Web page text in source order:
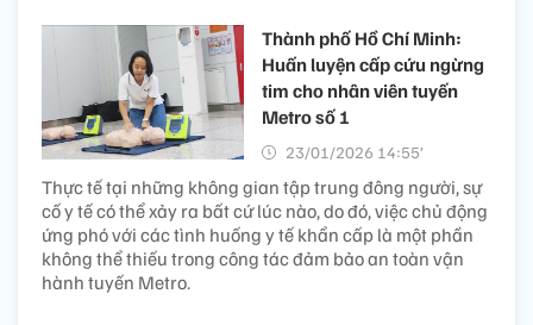
Thành phố Hồ Chí Minh:
Huấn luyện cấp cứu ngừng
tim cho nhân viên tuyến
Metro số 1​​
23/01/2026 14:55’
Thực tế tại những không gian tập trung đông người, sự
cố y tế có thể xảy ra bất cứ lúc nào, do đó, việc chủ động
ứng phó với các tình huống y tế khẩn cấp là một phần
không thể thiếu trong công tác đảm bảo an toàn vận
hành tuyến Metro.